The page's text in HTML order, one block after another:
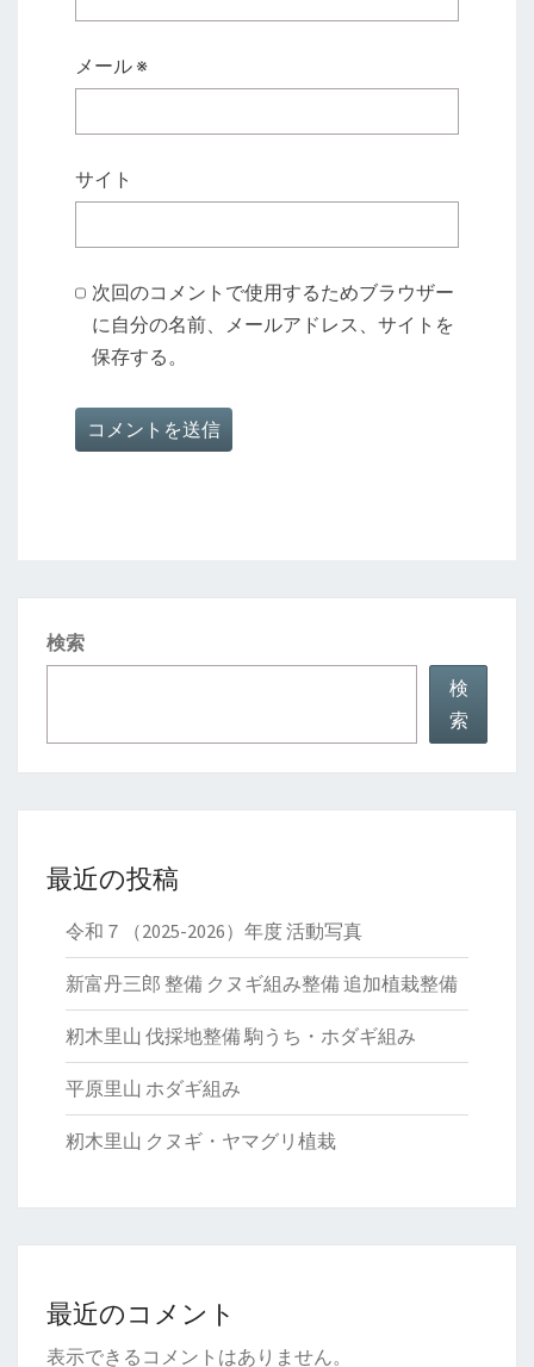
メール ※
サイト
次回のコメントで使用するためブラウザー
に自分の名前、メールアドレス、サイトを
保存する。
検索
検
索
最近の投稿
令和７（2025-2026）年度 活動写真
新富丹三郎 整備 クヌギ組み整備 追加植栽整備
籾木里山 伐採地整備 駒うち・ホダギ組み
平原里山 ホダギ組み
籾木里山 クヌギ・ヤマグリ植栽
最近のコメント
表示できるコメントはありません。